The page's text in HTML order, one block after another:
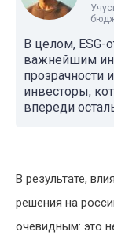
В целом, ESG-
важнейшим
прозрачности
инвесторы,
впереди
В результате,
решения на
очевидным: это